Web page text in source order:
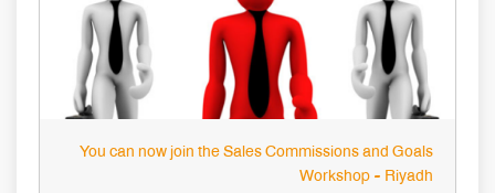
You can now join the Sales Commissions and Goals
Workshop - Riyadh